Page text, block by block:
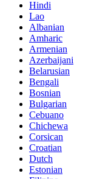
Hindi
Lao
Albanian
Amharic
Armenian
Azerbaijani
Belarusian
Bengali
Bosnian
Bulgarian
Cebuano
Chichewa
Corsican
Croatian
Dutch
Estonian